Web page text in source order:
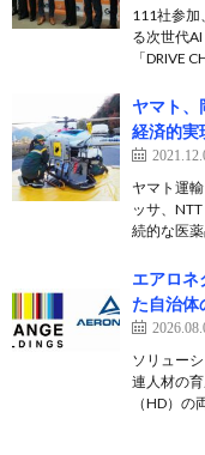
111社参加
る次世代
「DRIVE
ヤマト、
経済的実
ヤマト運
ッサ、
続的な医
エアロネ
た自治体
ソリュー
連人材の
（HD）